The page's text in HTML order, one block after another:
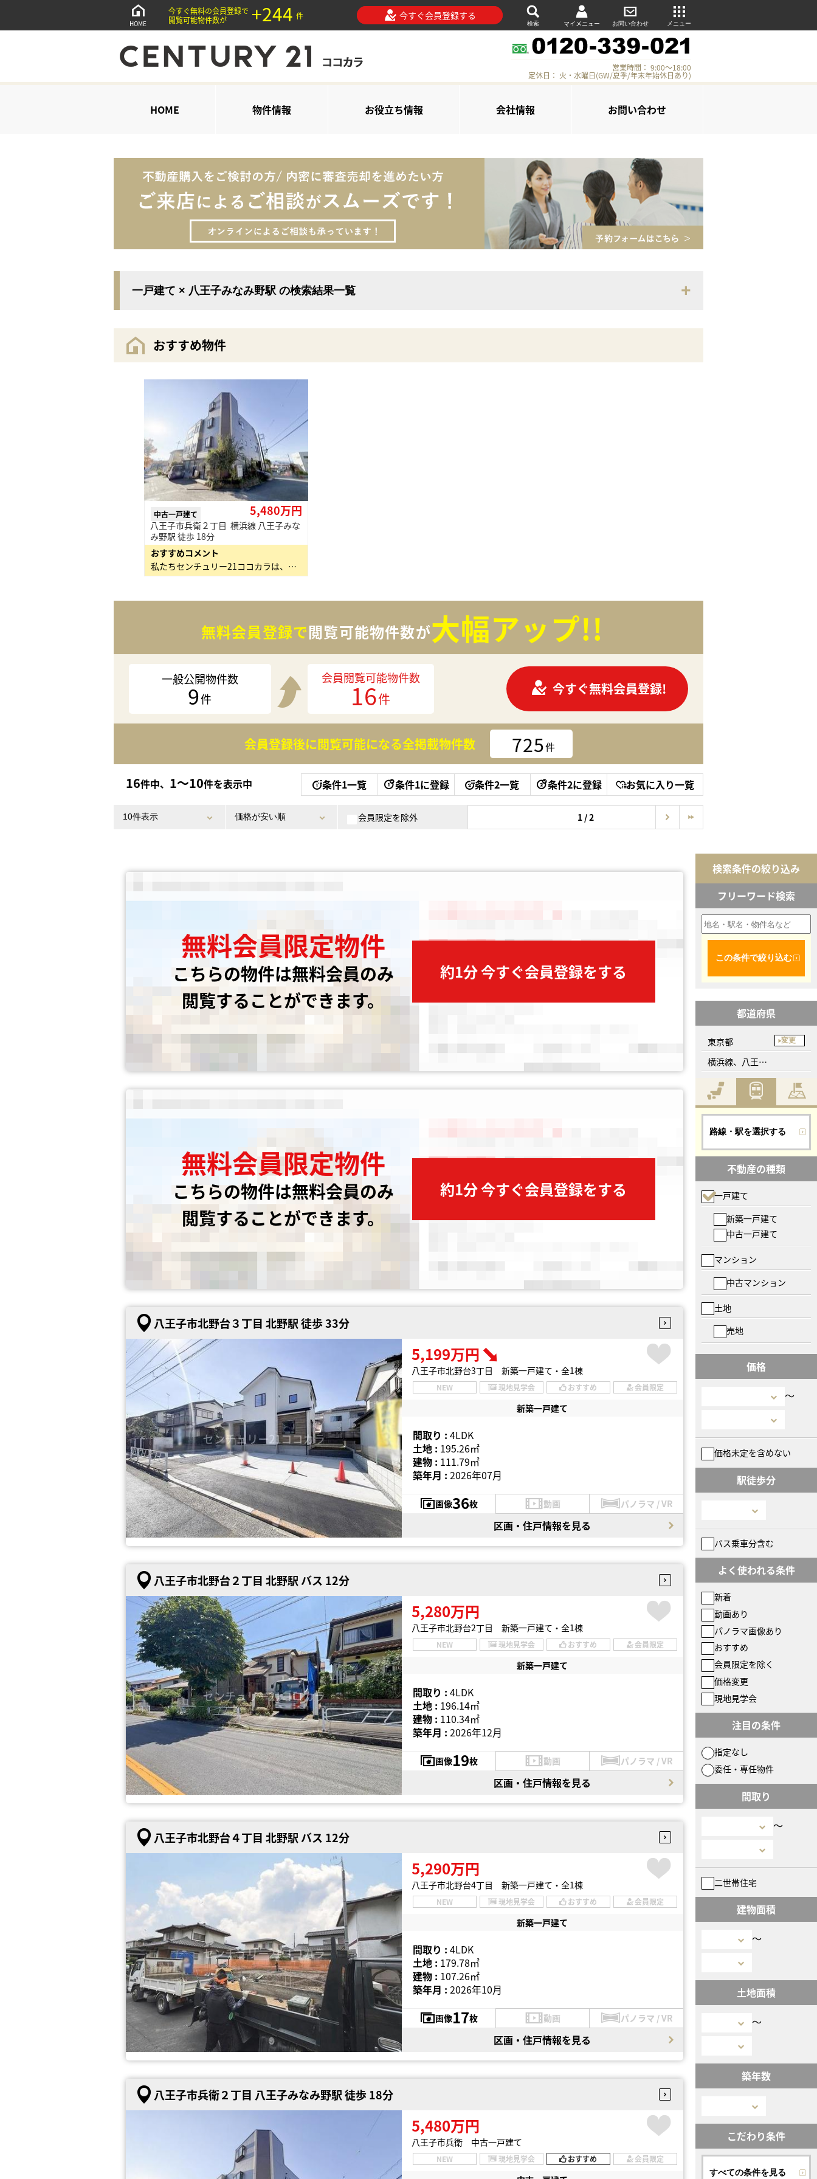
HOME
今すぐ無料の会員登録で
閲覧可能物件数が
+244 件 今すぐ会員登録する
検索 マイメニュー お問い合わせ メニュー
営業時間： 9:00～18:00
定休日： 火・水曜日(GW/夏季/年末年始休日あり)
HOME 物件情報 お役立ち情報 会社情報 お問い合わせ
一戸建て × 八王子みなみ野駅 の検索結果一覧
おすすめ物件
中古一戸建て 5,480万円
八王子市兵衛２丁目 横浜線 八王子みな
み野駅 徒歩 18分
おすすめコメント
私たちセンチュリー21ココカラは、不動産で「ここからはじまる幸せをつくる」というミッションのもと、…
無料会員登録で閲覧可能物件数が大幅アップ!!
一般公開物件数
9件
会員閲覧可能物件数
16件
今すぐ無料会員登録!
会員登録後に閲覧可能になる全掲載物件数 725件
16件中、 1〜10件を表示中 条件1一覧 条件1に登録 条件2一覧 条件2に登録 お気に入り一覧
会員限定を除外 1 / 2
無料会員限定物件
こちらの物件は無料会員のみ
閲覧することができます。
約1分 今すぐ会員登録をする
無料会員限定物件
こちらの物件は無料会員のみ
閲覧することができます。
約1分 今すぐ会員登録をする
八王子市北野台３丁目 北野駅 徒歩 33分
5,199万円
八王子市北野台3丁目 新築一戸建て・全1棟
NEW 現地見学会 おすすめ 会員限定
新築一戸建て
間取り : 4LDK
土地 : 195.26㎡
建物 : 111.79㎡
築年月 : 2026年07月
画像36枚 動画 パノラマ / VR
区画・住戸情報を見る
八王子市北野台２丁目 北野駅 バス 12分
5,280万円
八王子市北野台2丁目 新築一戸建て・全1棟
NEW 現地見学会 おすすめ 会員限定
新築一戸建て
間取り : 4LDK
土地 : 196.14㎡
建物 : 110.34㎡
築年月 : 2026年12月
画像19枚 動画 パノラマ / VR
区画・住戸情報を見る
八王子市北野台４丁目 北野駅 バス 12分
5,290万円
八王子市北野台4丁目 新築一戸建て・全1棟
NEW 現地見学会 おすすめ 会員限定
新築一戸建て
間取り : 4LDK
土地 : 179.78㎡
建物 : 107.26㎡
築年月 : 2026年10月
画像17枚 動画 パノラマ / VR
区画・住戸情報を見る
八王子市兵衛２丁目 八王子みなみ野駅 徒歩 18分
5,480万円
八王子市兵衛 中古一戸建て
NEW 現地見学会 おすすめ 会員限定
検索条件の絞り込み
フリーワード検索
この条件で絞り込む
都道府県
東京都 変更
横浜線、八王子みなみ野駅
路線・駅を選択する
不動産の種類
一戸建て
新築一戸建て
中古一戸建て
マンション
中古マンション
土地
売地
価格
〜
価格未定を含めない
駅徒歩分
バス乗車分含む
よく使われる条件
新着
動画あり
パノラマ画像あり
おすすめ
会員限定を除く
価格変更
現地見学会
注目の条件
指定なし
委任・専任物件
間取り
〜
二世帯住宅
建物面積
〜
土地面積
〜
築年数
こだわり条件
すべての条件を見る